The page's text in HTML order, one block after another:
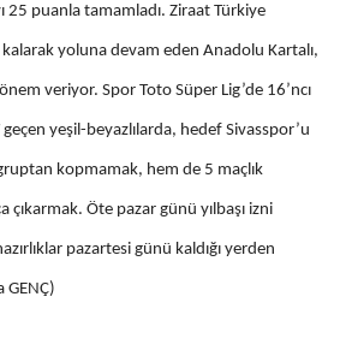
İstanbul
İzmir
Kars
Kayseri
25 puanla tamamladı. Ziraat Türkiye
kalarak yoluna devam eden Anadolu Kartalı,
veriyor. Spor Toto Süper Lig’de 16’ncı
yeşil-beyazlılarda, hedef Sivasspor’u
kopmamak, hem de 5 maçlık
çıkarmak. Öte pazar günü yılbaşı izni
pazartesi günü kaldığı yerden